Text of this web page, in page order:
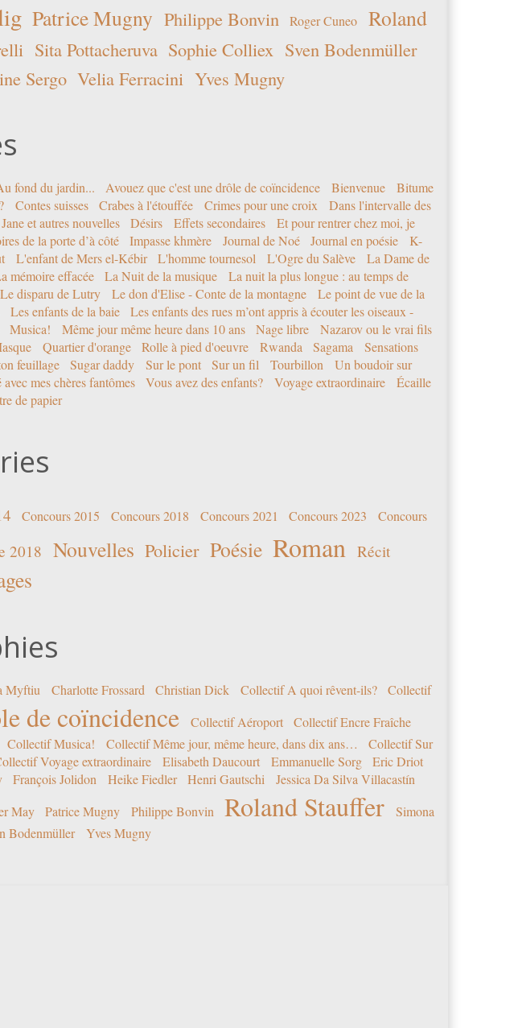
Patrice Mugny Philippe Bonvin Roger Cuneo
Roland
Sita Pottacheruva Sophie Colliex Sven Bodenmüller
Sergo Velia Ferracini Yves Mugny
fond du jardin... Avouez que c'est une drôle de coïncidence Bienvenue
Bitume
Contes suisses Crabes à l'étouffée Crimes pour une croix
Dans l'intervalle des
et autres nouvelles Désirs Effets secondaires
Et pour rentrer chez moi, je
de la porte d’à côté Impasse khmère Journal de Noé Journal en poésie
K-
L'enfant de Mers el-Kébir L'homme tournesol L'Ogre du Salève
La Dame de
mémoire effacée La Nuit de la musique
La nuit la plus longue : au temps de
Le disparu de Lutry Le don d'Elise - Conte de la montagne
Le point de vue de la
Les enfants de la baie
Les enfants des rues m’ont appris à écouter les oiseaux -
Musica! Même jour même heure dans 10 ans Nage libre
Nazarov ou le vrai fils
Quartier d'orange Rolle à pied d'oeuvre Rwanda Sagama
Sensations
feuillage Sugar daddy Sur le pont Sur un fil Tourbillon
Un boudoir sur
mes chères fantômes Vous avez des enfants? Voyage extraordinaire
Écaille
de papier
Concours 2015 Concours 2018 Concours 2021 Concours 2023 Concours
2018 Nouvelles Policier Poésie Roman Récit
Myftiu Charlotte Frossard Christian Dick Collectif A quoi rêvent-ils?
Collectif
de coïncidence Collectif Aéroport
Collectif Encre Fraîche
Collectif Musica! Collectif Même jour, même heure, dans dix ans…
Collectif Sur
Voyage extraordinaire Elisabeth Daucourt Emmanuelle Sorg
Eric Driot
François Jolidon Heike Fiedler Henri Gautschi
Jessica Da Silva Villacastín
May Patrice Mugny Philippe Bonvin Roland Stauffer
Simona
Bodenmüller Yves Mugny